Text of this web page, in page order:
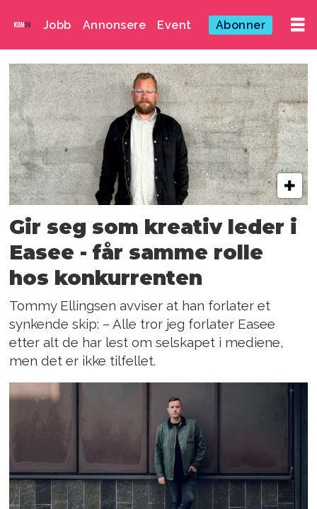
Jobb Annonsere Event Abonner
Emne:
steffen
mølgaard
Gir seg som kreativ leder i
Easee - får samme rolle
hos konkurrenten
Tommy Ellingsen avviser at han forlater et
synkende skip: – Alle tror jeg forlater Easee
etter alt de har lest om selskapet i mediene,
men det er ikke tilfellet.